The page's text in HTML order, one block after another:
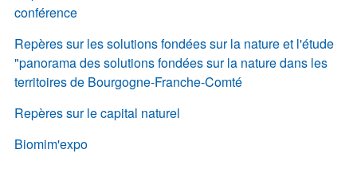
conférence
Repères sur les solutions fondées sur la nature et l'étude
"panorama des solutions fondées sur la nature dans les
territoires de Bourgogne-Franche-Comté
Repères sur le capital naturel
Biomim'expo